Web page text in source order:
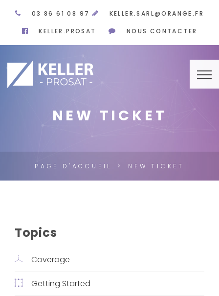
03 86 61 08 97 KELLER.SARL@ORANGE.FR
KELLER.PROSAT NOUS CONTACTER
NEW TICKET
PAGE D'ACCUEIL NEW TICKET
Topics
Coverage
Getting Started